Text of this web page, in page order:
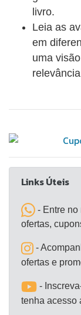
preciso mais
Duas
Histórias em
um país que
em constante
no Exército ou
daqueles que
livro.
Leia as
em
uma
Links Úteis
- Entre no
ofertas,
-
ofertas e
-
tenha acesso